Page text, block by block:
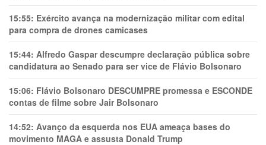
15:55: Exército avança na modernização militar com edital
para compra de drones camicases
15:44: Alfredo Gaspar descumpre declaração pública sobre
candidatura ao Senado para ser vice de Flávio Bolsonaro
15:06: Flávio Bolsonaro DESCUMPRE promessa e ESCONDE
contas de filme sobre Jair Bolsonaro
14:52: Avanço da esquerda nos EUA ameaça bases do
movimento MAGA e assusta Donald Trump